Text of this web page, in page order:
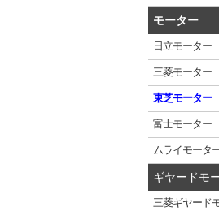
モーター
日立モーター
三菱モーター
東芝モーター
富士モーター
ムライモータ
ギヤードモ
三菱ギヤード